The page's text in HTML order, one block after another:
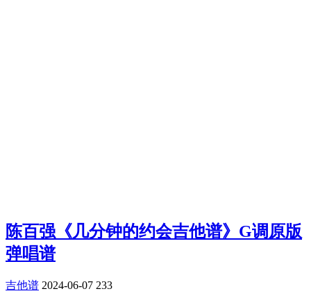
陈百强《几分钟的约会吉他谱》G调原版
弹唱谱
吉他谱 2024-06-07 233